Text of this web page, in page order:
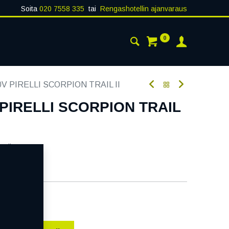
Soita 020 7558 335 tai Rengashotellin ajanvaraus
0
PIRELLI SCORPION TRAIL II
SCORPION TRAIL
308260